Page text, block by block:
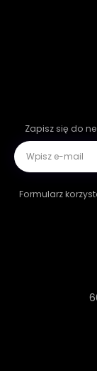
Zapisz się do
Formularz